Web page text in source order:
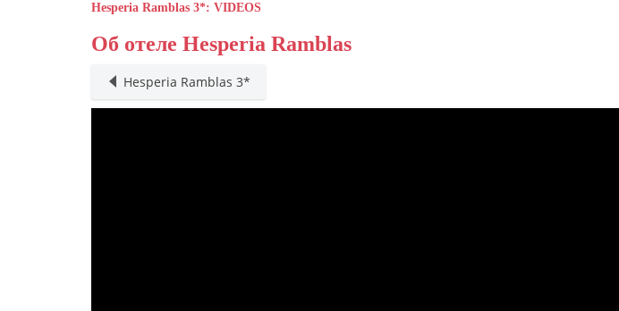
Hesperia Ramblas 3*: VIDEOS
Об отеле Hesperia Ramblas
Hesperia Ramblas 3*